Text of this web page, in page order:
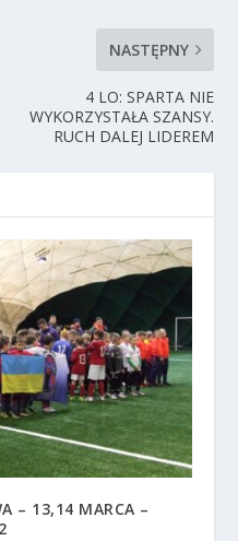
NASTĘPNY
4 LO: SPARTA NIE
WYKORZYSTAŁA SZANSY.
RUCH DALEJ LIDEREM
– 13,14 MARCA –